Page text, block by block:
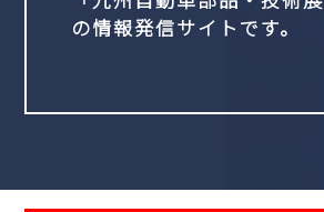
の情報発信サイトです。